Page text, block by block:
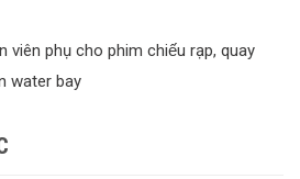
viên phụ cho phim chiếu rạp, quay
water bay